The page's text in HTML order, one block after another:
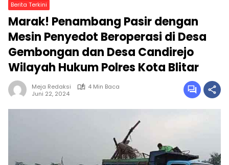
Berita Terkini
Marak! Penambang Pasir dengan
Mesin Penyedot Beroperasi di Desa
Gembongan dan Desa Candirejo
Wilayah Hukum Polres Kota Blitar
Meja Redaksi
4 Min Baca
Juni 22, 2024